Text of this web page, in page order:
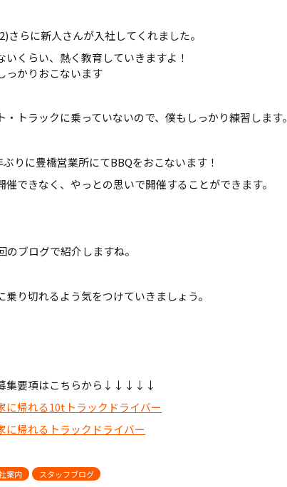
さらに新人さんが入社してくれました。
いくらい、熱く教育していきますよ！
っかりおこないます
・トラックに乗っていないので、僕もしっかり練習します。
りに豊橋営業所にてBBQをおこないます！
催できなく、やっとの思いで開催することができます。
のブログで紹介しますね。
り切れるよう気をつけていきましょう。
集要項はこちらから↓↓↓↓↓
に帰れる10tトラックドライバー
に帰れるトラックドライバー
案内 スタッフブログ